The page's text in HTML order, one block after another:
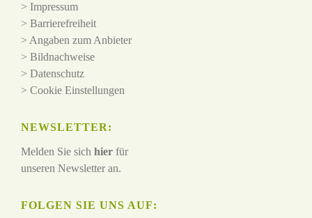
> Impressum
> Barrierefreiheit
> Angaben zum Anbieter
> Bildnachweise
> Datenschutz
> Cookie Einstellungen
NEWSLETTER:
Melden Sie sich hier für
unseren Newsletter an.
FOLGEN SIE UNS AUF: